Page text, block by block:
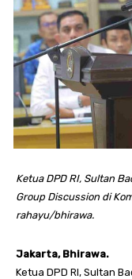
Ketua DPD RI, Sultan
Group Discussion di
rahayu/bhirawa.
Jakarta, Bhirawa.
Ketua DPD RI, Sultan